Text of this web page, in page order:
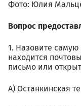
Фото: Юлия
Вопрос
1. Назовите самую
находится
письмо или
А) Останкинская